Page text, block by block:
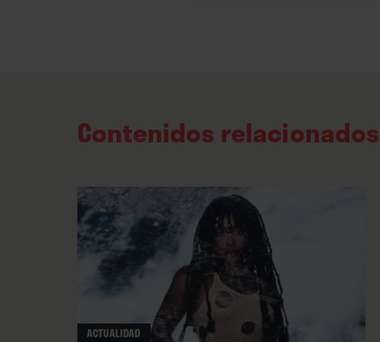
Contenidos relacionados
ACTUALIDAD